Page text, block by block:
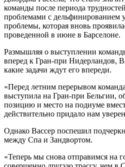
команды после периода
проблемами с
проблемы, которая вновь
проведенной в июне в Барселоне.
Размышляя о выступлении
вперед к Гран-при Нидерландов,
какие задачи ждут его впереди.
«Перед летним перерывом
выступила на Гран-при Бельгии,
позицию и место на подиуме
действительно придало нам
Однако Вассер поспешил
между Спа и Зандвортом.
«Теперь мы снова отправимся на